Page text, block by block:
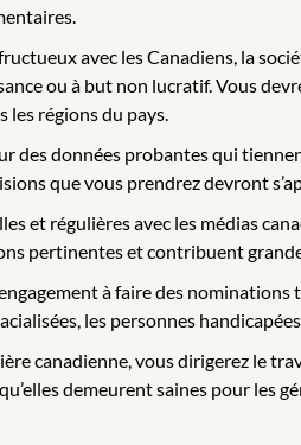
avec les Canadiens, la
ou à but non lucratif. Vous
les régions du pays.
des données probantes qui
que vous prendrez devront
et régulières avec les médias
pertinentes et contribuent
à faire des
les personnes
canadienne, vous dirigerez le
demeurent saines pour